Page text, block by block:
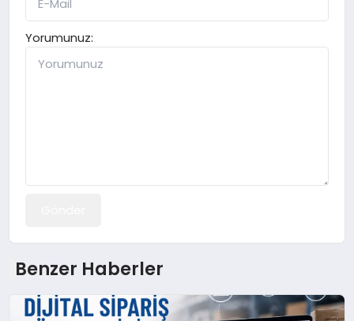
Yorumunuz:
Benzer Haberler